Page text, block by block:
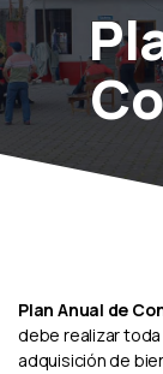
Plan Anual de
debe realizar
adquisición de